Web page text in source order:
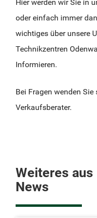
Hier werden wir Sie in
oder einfach immer
wichtiges über unsere
Technikzentren
Informieren.
Bei Fragen wenden
Verkaufsberater.
Weiteres aus
News